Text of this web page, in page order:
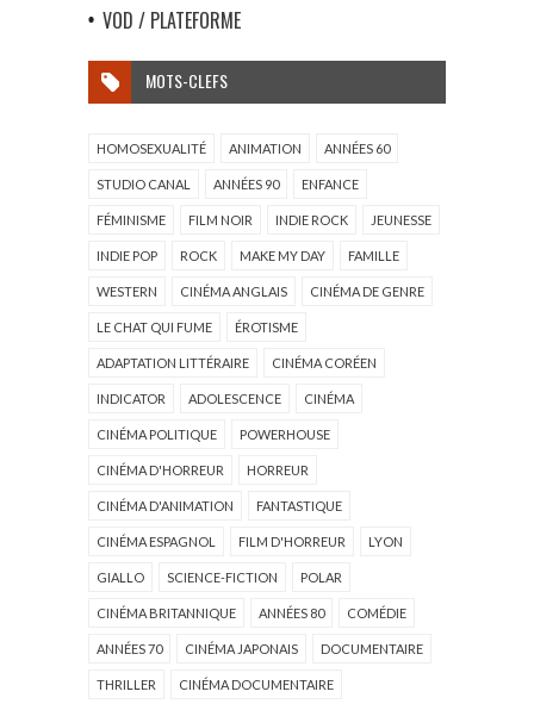
VOD / PLATEFORME
MOTS-CLEFS
HOMOSEXUALITÉ ANIMATION ANNÉES 60
STUDIO CANAL ANNÉES 90 ENFANCE
FÉMINISME FILM NOIR INDIE ROCK JEUNESSE
INDIE POP ROCK MAKE MY DAY FAMILLE
WESTERN CINÉMA ANGLAIS CINÉMA DE GENRE
LE CHAT QUI FUME ÉROTISME
ADAPTATION LITTÉRAIRE CINÉMA CORÉEN
INDICATOR ADOLESCENCE CINÉMA
CINÉMA POLITIQUE POWERHOUSE
CINÉMA D'HORREUR HORREUR
CINÉMA D'ANIMATION FANTASTIQUE
CINÉMA ESPAGNOL FILM D'HORREUR LYON
GIALLO SCIENCE-FICTION POLAR
CINÉMA BRITANNIQUE ANNÉES 80 COMÉDIE
ANNÉES 70 CINÉMA JAPONAIS DOCUMENTAIRE
THRILLER CINÉMA DOCUMENTAIRE